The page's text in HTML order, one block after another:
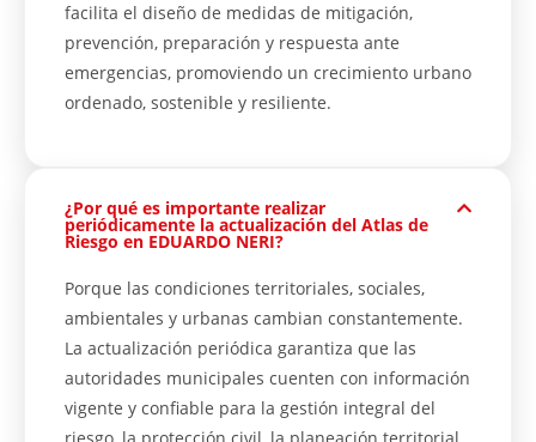
facilita el diseño de medidas de mitigación,
prevención, preparación y respuesta ante
emergencias, promoviendo un crecimiento urbano
ordenado, sostenible y resiliente.
¿Por qué es importante realizar
periódicamente la actualización del Atlas de
Riesgo en EDUARDO NERI?
Porque las condiciones territoriales, sociales,
ambientales y urbanas cambian constantemente.
La actualización periódica garantiza que las
autoridades municipales cuenten con información
vigente y confiable para la gestión integral del